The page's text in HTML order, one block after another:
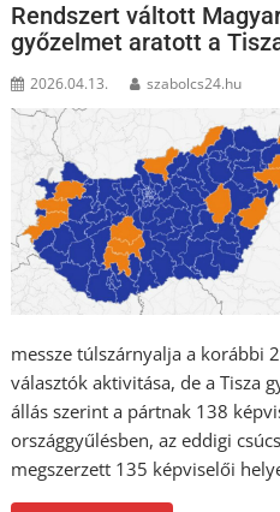
Rendszert váltott
győzelmet aratott a
2026.04.13. szabolcs24.hu
messze túlszárnyalja a korábbi
választók aktivitása, de a Tisza
állás szerint a pártnak 138
országgyűlésben, az eddigi
megszerzett 135 képviselői